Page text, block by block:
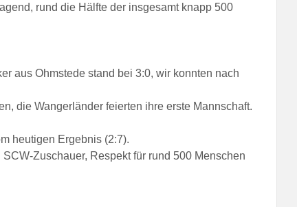
rund die Hälfte der insgesamt knapp 500
aus Ohmstede stand bei 3:0, wir konnten nach
die Wangerländer feierten ihre erste Mannschaft.
heutigen Ergebnis (2:7).
Zuschauer, Respekt für rund 500 Menschen